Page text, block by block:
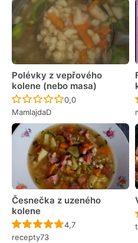
Polévky z vepřového
kolene (nebo masa)
Recept ještě nebyl
0,0
MamlajdaD
Česnečka z uzeného
kolene
Recept ještě nebyl
4,7
recepty73